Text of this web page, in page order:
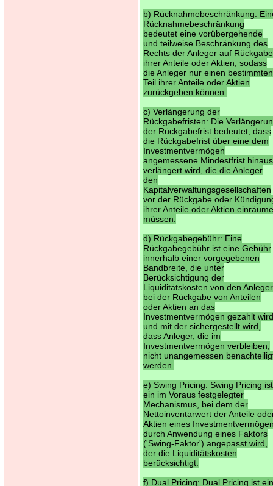
b) Rücknahmebeschränkung:
Rücknahmebeschränkung
bedeutet eine vorübergehende
und teilweise Beschränkung des
Rechts der Anleger auf Rückgabe
ihrer Anteile oder Aktien, sodass
die Anleger nur einen bestimmten
Teil ihrer Anteile oder Aktien
zurückgeben können.
c) Verlängerung der
Rückgabefristen: Die
der Rückgabefrist bedeutet, dass
die Rückgabefrist über eine dem
Investmentvermögen
angemessene Mindestfrist hinaus
verlängert wird, die die Anleger
den
Kapitalverwaltungsgesellschaften
vor der Rückgabe oder
ihrer Anteile oder Aktien
müssen.
d) Rückgabegebühr: Eine
Rückgabegebühr ist eine Gebühr
innerhalb einer vorgegebenen
Bandbreite, die unter
Berücksichtigung der
Liquiditätskosten von den
bei der Rückgabe von Anteilen
oder Aktien an das
Investmentvermögen gezahlt
und mit der sichergestellt wird,
dass Anleger, die im
Investmentvermögen verbleiben,
nicht unangemessen
werden.
e) Swing Pricing: Swing Pricing ist
ein im Voraus festgelegter
Mechanismus, bei dem der
Nettoinventarwert der Anteile
Aktien eines
durch Anwendung eines Faktors
('Swing-Faktor') angepasst wird,
der die Liquiditätskosten
berücksichtigt.
f) Dual Pricing: Dual Pricing ist